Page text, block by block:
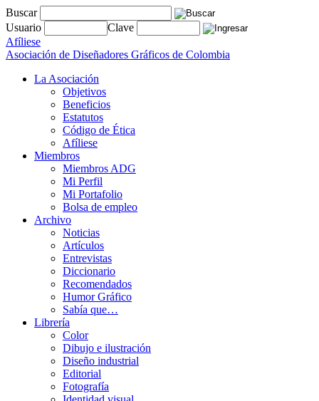
Buscar
Usuario
Clave
Afíliese
Asociación de Diseñadores Gráficos de Colombia
La Asociación
Objetivos
Beneficios
Estatutos
Código de Ética
Afíliese
Miembros
Miembros ADG
Mi Perfil
Mi Portafolio
Bolsa de empleo
Archivo
Noticias
Artículos
Entrevistas
Diccionario
Recomendados
Humor Gráfico
Sabía que…
Librería
Color
Dibujo e ilustración
Diseño industrial
Editorial
Fotografía